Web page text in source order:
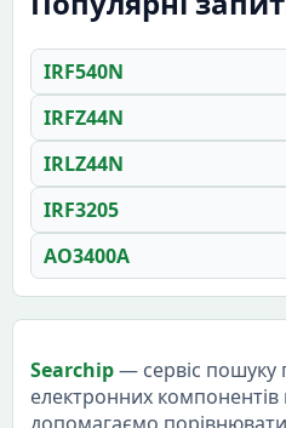
IRF540N
IRFZ44N
IRLZ44N
IRF3205
AO3400A
Searchip— сервіс пошуку
електронних компонентів